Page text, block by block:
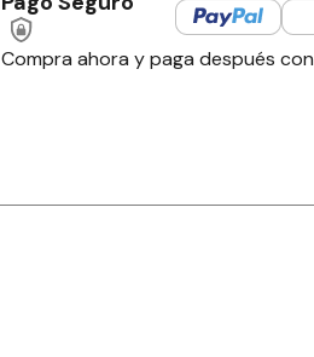
Compra ahora y paga después con